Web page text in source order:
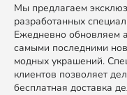
Мы предлагаем
разработанных
Ежедневно обновляем
самыми последними
модных украшений.
клиентов позволяет
бесплатная доставка